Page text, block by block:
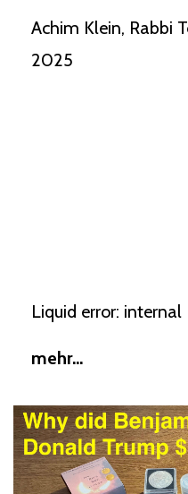
Achim Klein Rabbi
2025
Liquid error: internal
mehr...